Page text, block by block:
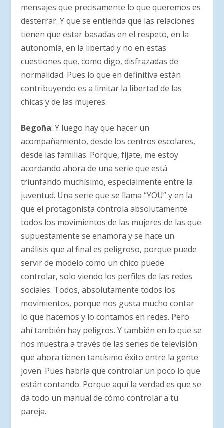
mensajes que precisamente lo que queremos es
desterrar. Y que se entienda que las relaciones
tienen que estar basadas en el respeto, en la
autonomía, en la libertad y no en estas
cuestiones que, como digo, disfrazadas de
normalidad. Pues lo que en definitiva están
contribuyendo es a limitar la libertad de las
chicas y de las mujeres.
Begoña: Y luego hay que hacer un
acompañamiento, desde los centros escolares,
desde las familias. Porque, fíjate, me estoy
acordando ahora de una serie que está
triunfando muchísimo, especialmente entre la
juventud. Una serie que se llama “YOU” y en la
que el protagonista controla absolutamente
todos los movimientos de las mujeres de las que
supuestamente se enamora y se hace un
análisis que al final es peligroso, porque puede
servir de modelo como un chico puede
controlar, solo viendo los perfiles de las redes
sociales. Todos, absolutamente todos los
movimientos, porque nos gusta mucho contar
lo que hacemos y lo contamos en redes. Pero
ahí también hay peligros. Y también en lo que se
nos muestra a través de las series de televisión
que ahora tienen tantísimo éxito entre la gente
joven. Pues habría que controlar un poco lo que
están contando. Porque aquí la verdad es que se
da todo un manual de cómo controlar a tu
pareja.